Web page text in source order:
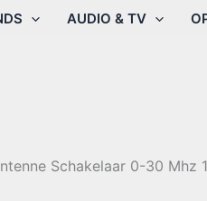
AUDIO & TV
Schakelaar 0-30 Mhz